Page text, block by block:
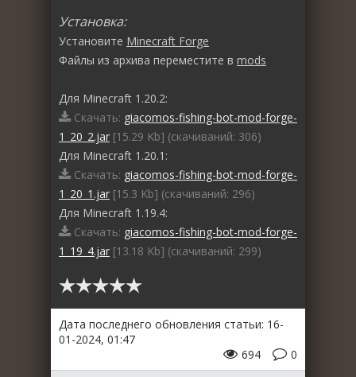
Установка:
Установите Minecraft Forge
Файлы из архива переместите в mods
Для Minecraft 1.20.2:
Скачать: giacomos-fishing-bot-mod-forge-
1_20_2.jar [15.29 Kb] (cкачиваний: 306)
Для Minecraft 1.20.1:
Скачать: giacomos-fishing-bot-mod-forge-
1_20_1.jar [15.3 Kb] (cкачиваний: 296)
Для Minecraft 1.19.4:
Скачать: giacomos-fishing-bot-mod-forge-
1_19_4.jar [13.18 Kb] (cкачиваний: 299)
Дата последнего обновления статьи: 16-
01-2024, 01:47
0
694